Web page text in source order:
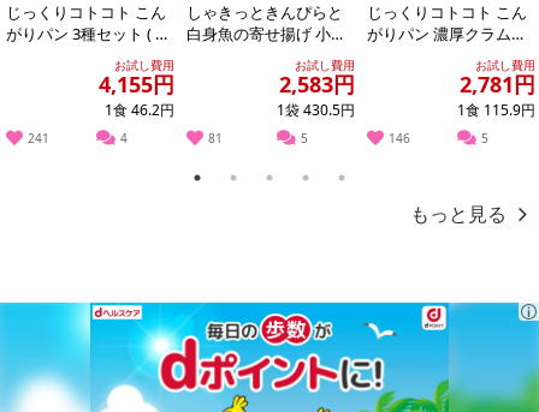
じっくりコトコト こん
がりパン 3種セット ( 濃
厚コーンポタージュ /
お試し費用
4,155円
1食 46.2円
241 4
しゃきっときんぴらと
白身魚の寄せ揚げ 小口
お試し費用
2,583円
1袋 430.5円
81 5
じっくりコトコト こん
がりパン 濃厚クラムポ
タージュ カップ 25.3g
お試し費用
2,781円
1食 115.9円
146 5
1 2 3 4 5
もっと見る